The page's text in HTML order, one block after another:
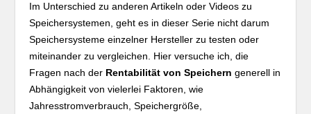
Im Unterschied zu anderen Artikeln oder Videos zu
Speichersystemen, geht es in dieser Serie nicht darum
Speichersysteme einzelner Hersteller zu testen oder
miteinander zu vergleichen. Hier versuche ich, die
Fragen nach der Rentabilität von Speichern generell in
Abhängigkeit von vielerlei Faktoren, wie
Jahresstromverbrauch, Speichergröße,